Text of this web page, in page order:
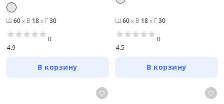
Ш 60x В 18x Г30
4.9
0
В корзину
Ш 60x В 18x Г30
4.5
0
В корзину